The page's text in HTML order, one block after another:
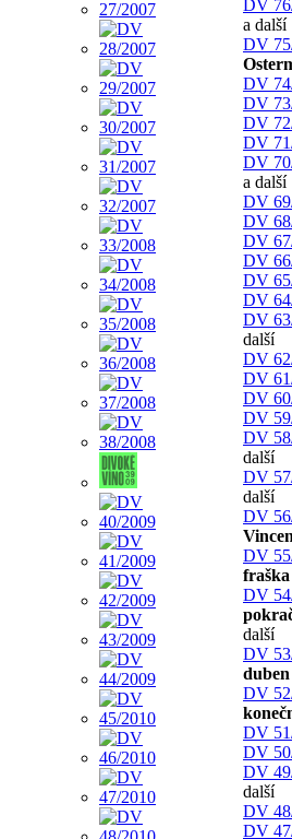
DV
a další
DV
DV
DV
DV
DV
DV
a další
DV
DV
DV
DV
DV
DV
DV
další
DV
DV
DV
DV
DV
další
DV
další
DV
DV
fraška
DV
další
DV
duben
DV
DV
DV
DV
další
DV
DV